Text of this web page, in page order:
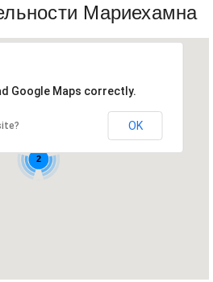
Мариехамна
2
Google Maps correctly.
OK